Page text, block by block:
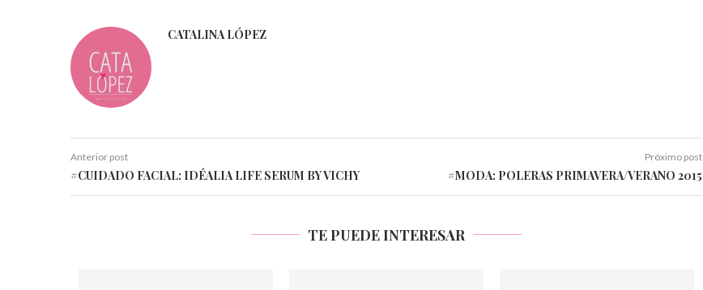
CATALINA LÓPEZ
Anterior post
#CUIDADO FACIAL: IDÉALIA LIFE SERUM BY VICHY
Próximo post
#MODA: POLERAS PRIMAVERA/VERANO 2015
TE PUEDE INTERESAR